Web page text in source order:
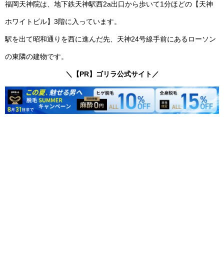
福岡天神院は、地下鉄天神駅西2a出口から歩いて1分ほどの【天神
ホワイトビル】3階に入っています。
駅を出て昭和通りを西に進んだ先、天神24号線手前にあるローソン
の東隣の建物です。
＼【PR】ゴリラ公式サイト／